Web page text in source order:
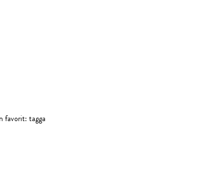
favorit: tagga